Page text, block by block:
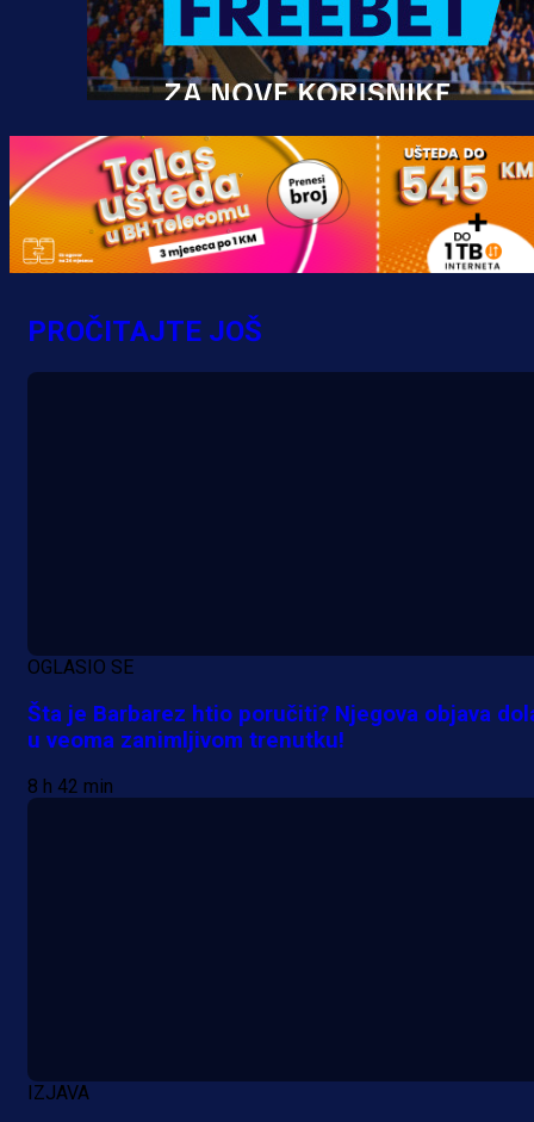
Promo vijesti
MrBit: Isprati kvalifikacije za
evropska takmičenja i preuzmi
bonus dobrodošlice!
PROČITAJTE JOŠ
OGLASIO SE
Šta je Barbarez htio poručiti? Njegova objava
u veoma zanimljivom trenutku!
8 h 42 min
IZJAVA